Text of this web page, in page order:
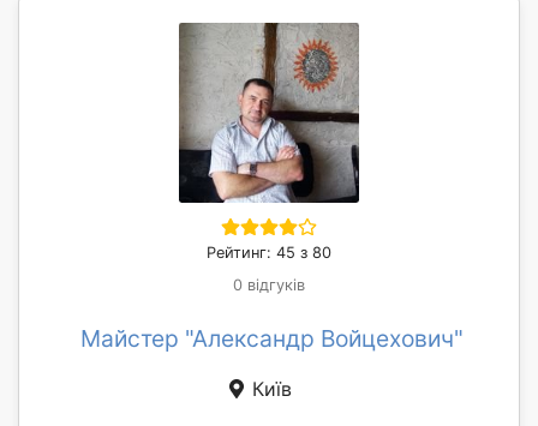
Рейтинг: 45 з 80
0 відгуків
Майстер "Александр Войцехович"
Київ